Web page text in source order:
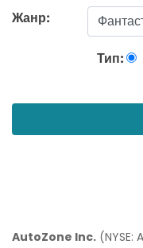
Жанр:
Тип:
AutoZone Inc. (NYSE: